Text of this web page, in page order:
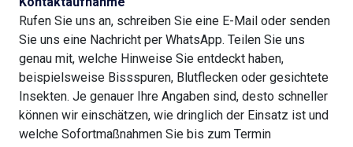
Rufen Sie uns an, schreiben Sie eine E-Mail oder senden
Sie uns eine Nachricht per WhatsApp. Teilen Sie uns
genau mit, welche Hinweise Sie entdeckt haben,
beispielsweise Bissspuren, Blutflecken oder gesichtete
Insekten. Je genauer Ihre Angaben sind, desto schneller
können wir einschätzen, wie dringlich der Einsatz ist und
welche Sofortmaßnahmen Sie bis zum Termin